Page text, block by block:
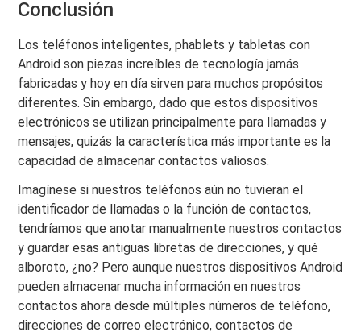
Conclusión
Los teléfonos inteligentes, phablets y tabletas con
Android son piezas increíbles de tecnología jamás
fabricadas y hoy en día sirven para muchos propósitos
diferentes. Sin embargo, dado que estos dispositivos
electrónicos se utilizan principalmente para llamadas y
mensajes, quizás la característica más importante es la
capacidad de almacenar contactos valiosos.
Imagínese si nuestros teléfonos aún no tuvieran el
identificador de llamadas o la función de contactos,
tendríamos que anotar manualmente nuestros contactos
y guardar esas antiguas libretas de direcciones, y qué
alboroto, ¿no? Pero aunque nuestros dispositivos Android
pueden almacenar mucha información en nuestros
contactos ahora desde múltiples números de teléfono,
direcciones de correo electrónico, contactos de